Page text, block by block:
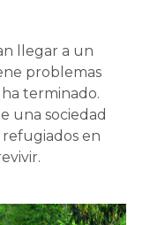
llegar a un
problemas
terminado.
una sociedad
en